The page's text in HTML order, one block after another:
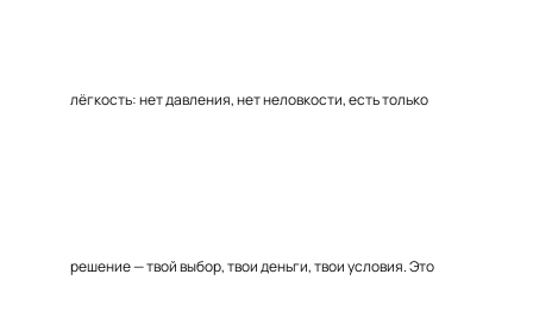
лёгкость: нет давления, нет неловкости, есть только
решение — твой выбор, твои деньги, твои условия. Это